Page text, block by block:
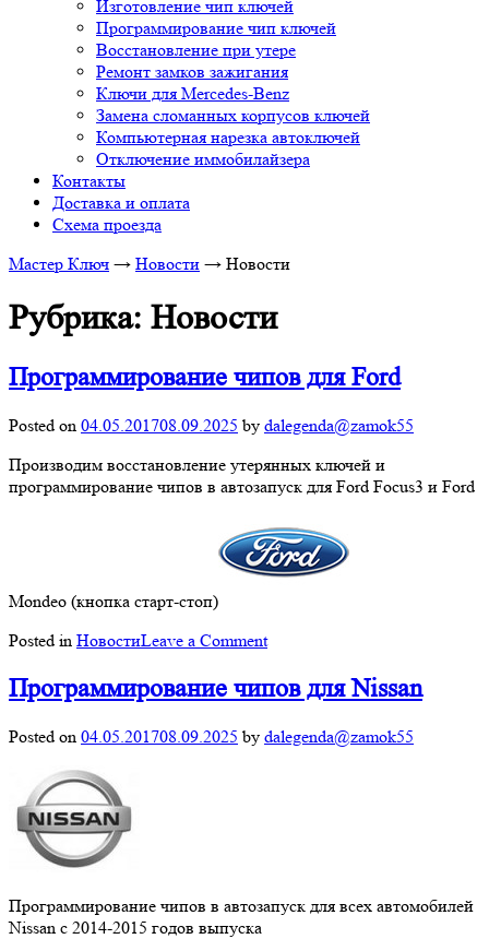
Изготовление чип ключей
Программирование чип ключей
Восстановление при утере
Ремонт замков зажигания
Ключи для Mercedes-Benz
Замена сломанных корпусов ключей
Компьютерная нарезка автоключей
Отключение иммобилайзера
Контакты
Доставка и оплата
Схема проезда
Мастер Ключ → Новости → Новости
Рубрика: Новости
Программирование чипов для Ford
Posted on 04.05.201708.09.2025 by dalegenda@zamok55
Производим восстановление утерянных ключей и
программирование чипов в автозапуск для Ford Focus3 и Ford
Mondeo (кнопка старт-стоп)
Posted in НовостиLeave a Commenton
чипов
для
Ford
Программирование чипов для Nissan
Posted on 04.05.201708.09.2025 by dalegenda@zamok55
Программирование чипов в автозапуск для всех автомобилей
Nissan с 2014-2015 годов выпуска